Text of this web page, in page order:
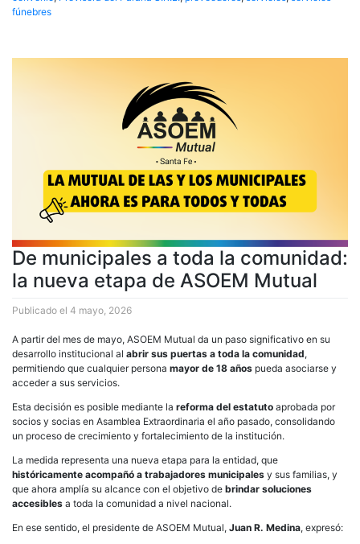
fúnebres
De municipales a toda la comunidad:
la nueva etapa de ASOEM Mutual
Publicado el 4 mayo, 2026
A partir del mes de mayo, ASOEM Mutual da un paso significativo en su
desarrollo institucional al abrir sus puertas a toda la comunidad,
permitiendo que cualquier persona mayor de 18 años pueda asociarse y
acceder a sus servicios.
Esta decisión es posible mediante la reforma del estatuto aprobada por
socios y socias en Asamblea Extraordinaria el año pasado, consolidando
un proceso de crecimiento y fortalecimiento de la institución.
La medida representa una nueva etapa para la entidad, que
históricamente acompañó a trabajadores municipales y sus familias, y
que ahora amplía su alcance con el objetivo de brindar soluciones
accesibles a toda la comunidad a nivel nacional.
En ese sentido, el presidente de ASOEM Mutual, Juan R. Medina, expresó: